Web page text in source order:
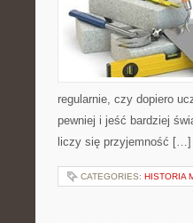
regularnie, czy dopiero
pewniej i jeść bardziej
liczy się przyjemność […]
CATEGORIES: HISTORIA